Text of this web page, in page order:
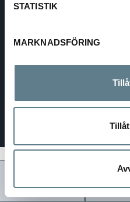
STATISTIK
MARKNADSFÖRING
SWEDEN